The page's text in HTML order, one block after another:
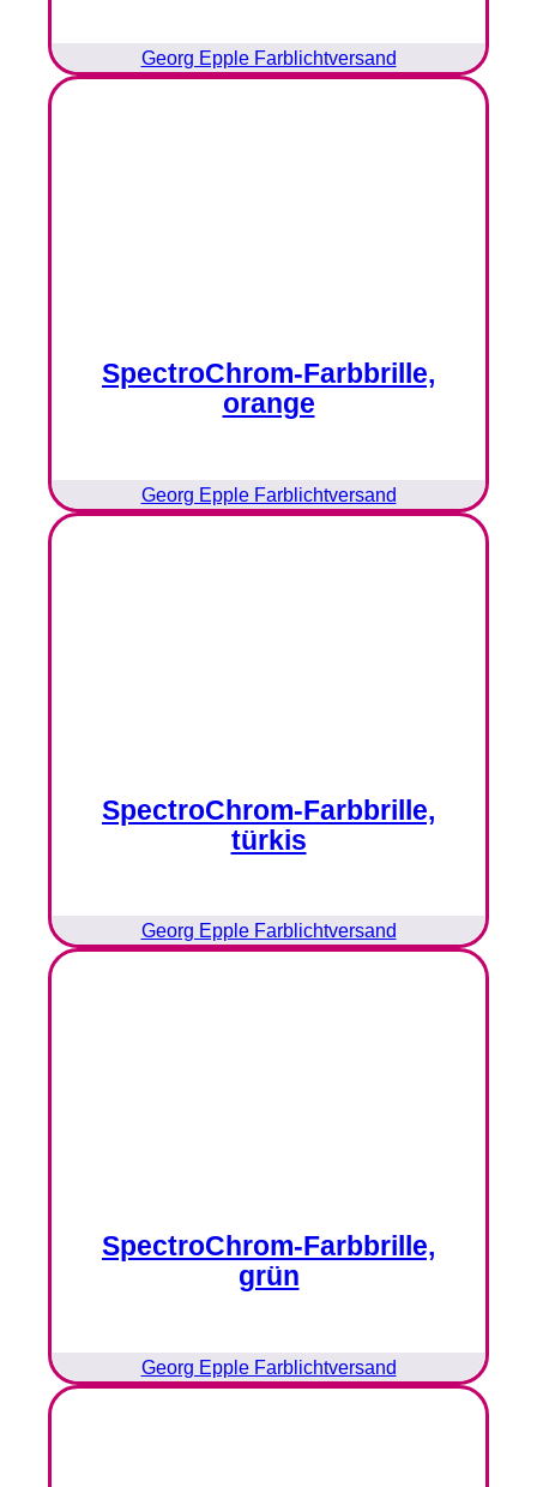
Georg Epple Farblichtversand
SpectroChrom-Farbbrille,
orange
Georg Epple Farblichtversand
SpectroChrom-Farbbrille,
türkis
Georg Epple Farblichtversand
SpectroChrom-Farbbrille,
grün
Georg Epple Farblichtversand